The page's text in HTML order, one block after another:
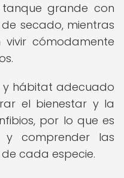
grande con
secado, mientras
cómodamente
y hábitat adecuado
el bienestar y la
por lo que es
y comprender las
cada especie.